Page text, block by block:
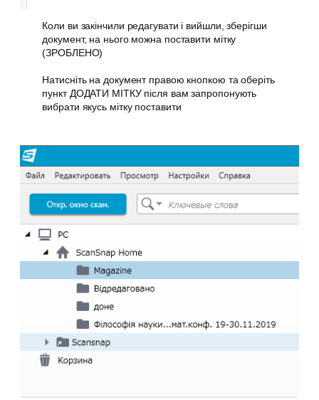
Коли ви закінчили редагувати і вийшли, зберігши
документ, на нього можна поставити мітку
(ЗРОБЛЕНО)
Натисніть на документ правою кнопкою та оберіть
пункт ДОДАТИ МІТКУ після вам запропонують
вибрати якусь мітку поставити